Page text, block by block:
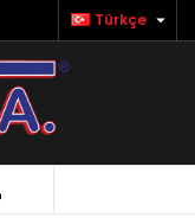
Türkçe 